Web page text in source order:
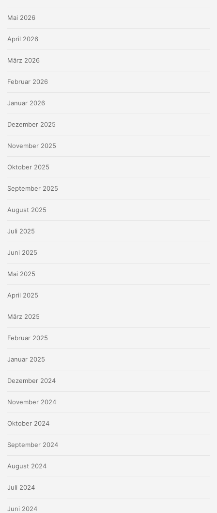
Mai 2026
April 2026
März 2026
Februar 2026
Januar 2026
Dezember 2025
November 2025
Oktober 2025
September 2025
August 2025
Juli 2025
Juni 2025
Mai 2025
April 2025
März 2025
Februar 2025
Januar 2025
Dezember 2024
November 2024
Oktober 2024
September 2024
August 2024
Juli 2024
Juni 2024